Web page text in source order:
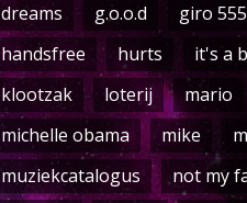
dreams
g.o.o.d giro 555
handsfree
hurts it's a
klootzak
loterij mario
michelle obama
mike
muziekcatalogus
not my